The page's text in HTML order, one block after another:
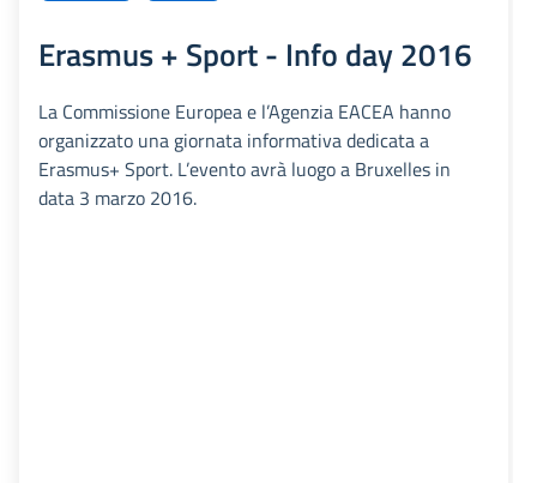
Erasmus + Sport - Info day 2016
La Commissione Europea e l’Agenzia EACEA hanno
organizzato una giornata informativa dedicata a
Erasmus+ Sport. L’evento avrà luogo a Bruxelles in
data 3 marzo 2016.